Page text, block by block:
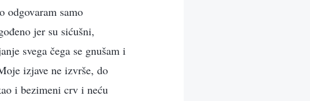
odgovaram samo
jer su sićušni,
svega čega se gnušam i
izjave ne izvrše, do
i bezimeni crv i neću